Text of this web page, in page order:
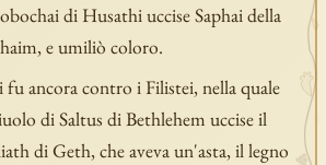
di Husathi uccise Saphai della
e umiliò coloro.
ancora contro i Filistei, nella quale
di Saltus di Bethlehem uccise il
di Geth, che aveva un'asta, il legno